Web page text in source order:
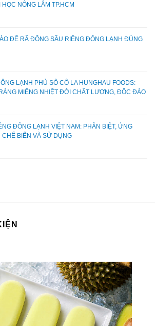
NÔNG LÂM TP.HCM
ĐỂ RÃ ĐÔNG SẦU RIÊNG ĐÔNG LẠNH ĐÚNG
LẠNH PHỦ SÔ CÔ LA HUNGHAU FOODS:
MIỆNG NHIỆT ĐỚI CHẤT LƯỢNG, ĐỘC ĐÁO
ĐÔNG LẠNH VIỆT NAM: PHÂN BIỆT, ỨNG
CHẾ BIẾN VÀ SỬ DỤNG